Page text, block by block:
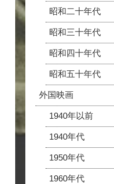
昭和二十年代
昭和三十年代
昭和四十年代
昭和五十年代
外国映画
1940年以前
1940年代
1950年代
1960年代